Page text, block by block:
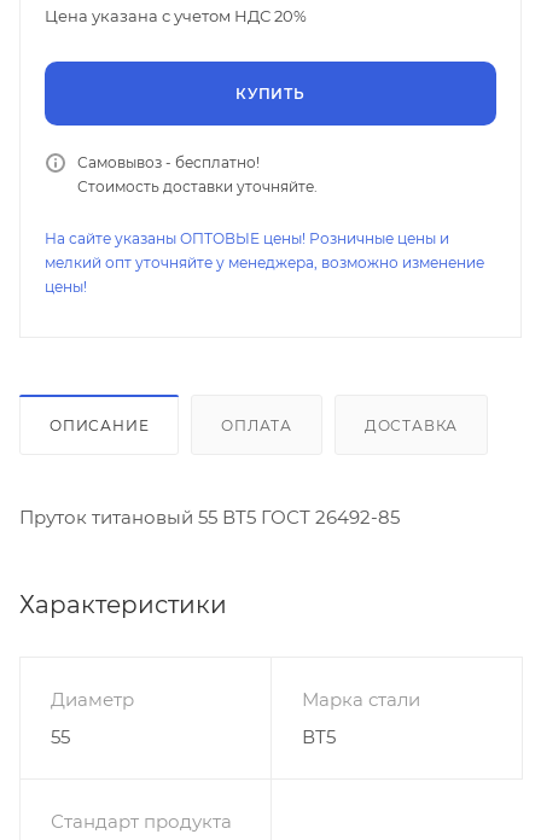
Цена указана с учетом НДС 20%
КУПИТЬ
Самовывоз - бесплатно!
Стоимость доставки уточняйте.
На сайте указаны ОПТОВЫЕ цены! Розничные цены и
мелкий опт уточняйте у менеджера, возможно изменение
цены!
ОПИСАНИЕ ОПЛАТА ДОСТАВКА
Пруток титановый 55 ВТ5 ГОСТ 26492-85
Характеристики
Диаметр
55
Марка стали
ВТ5
Стандарт продукта